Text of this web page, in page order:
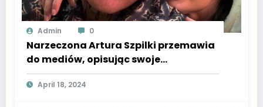
Admin 0
Narzeczona Artura Szpilki przemawia
do mediów, opisując swoje
doświadczenia związane z partnerem.
April 18, 2024